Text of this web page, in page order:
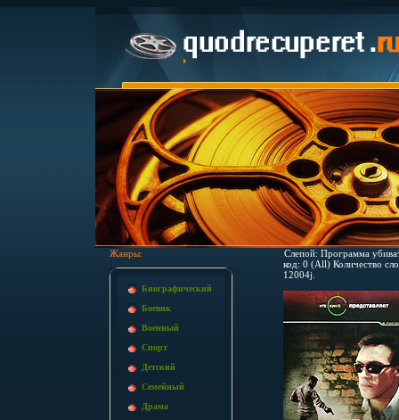
Жанры:
Биографический
Боевик
Военный
Спорт
Детский
Семейный
Драма
Слепой: Программа
код: 0 (All) Количество
12004j.